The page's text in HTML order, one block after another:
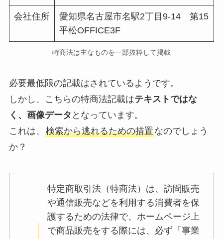
会社住所
愛知県名古屋市名駅2丁目9-14 第15
平松OFFICE3F
特商法は主なものを一部抜粋して掲載
必要最低限の記載はされているようです。
しかし、こちらの特商法記載はテキストではな
く、画像データ となっています。
これは、 検索から逃れるための措置なのでしょう
か？
特定商取引法（特商法）は、訪問販売
や通信販売などを利用する消費者を保
護するための法律で、ホームページ上
で商品販売をする際には、必ず「事業